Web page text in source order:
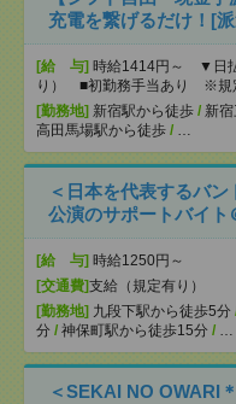
充電を繋げるだけ！[
[給 与] 時給1414円～ ▼日
り） ■初勤務手当あり ※規
[勤務地] 新宿駅から徒歩 / 新
高田馬場駅から徒歩 / …
＜日本を代表するバ
公演のサポートバイ
[給 与] 時給1250円～
[交通費]支給（規定有り）
[勤務地] 九段下駅から徒歩5分
分 / 神保町駅から徒歩15分 / …
＜SEKAI NO OWARI